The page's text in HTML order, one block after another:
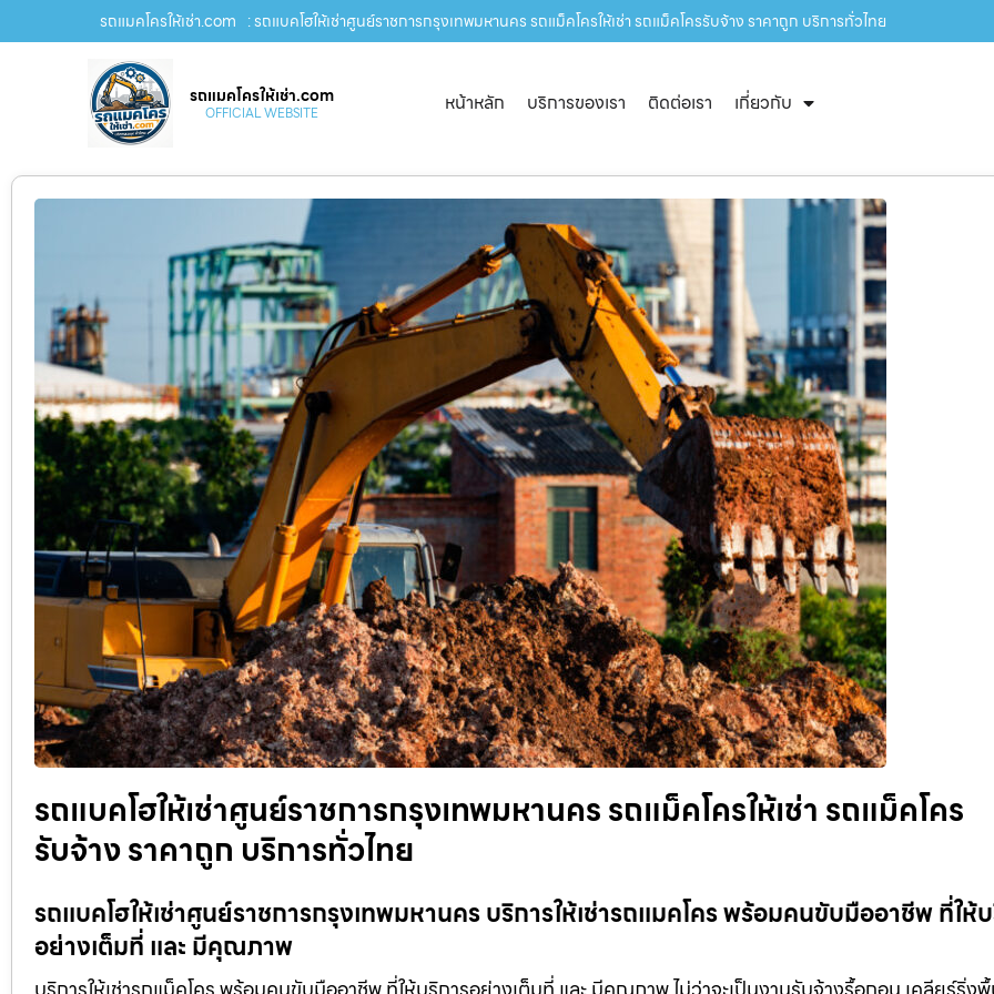
รถแมคโครให้เช่า.com : รถแบคโฮให้เช่าศูนย์ราชการกรุงเทพมหานคร รถแม็คโครให้เช่า รถแม็คโครรับจ้าง ราคาถูก บริการทั่วไทย
รถแมคโครให้เช่า.com
OFFICIAL WEBSITE หน้าหลัก บริการของเรา ติดต่อเรา เกี่ยวกับ
รถแบคโฮให้เช่าศูนย์ราชการกรุงเทพมหานคร รถแม็คโครให้เช่า รถแม็คโคร
รับจ้าง ราคาถูก บริการทั่วไทย
รถแบคโฮให้เช่าศูนย์ราชการกรุงเทพมหานคร บริการให้เช่ารถแมคโคร พร้อมคนขับมืออาชีพ ที่ให้
อย่างเต็มที่ และ มีคุณภาพ